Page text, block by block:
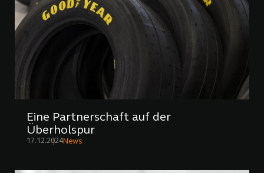
Eine Partnerschaft auf der
Überholspur
17.12.2024News